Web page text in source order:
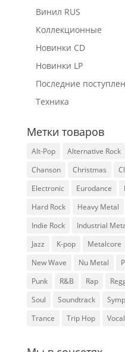
Винил RUS
Коллекционные
Новинки CD
Новинки LP
Последние
Техника
Метки товаров
Alt-Pop Alternative Rock
Chanson
Christmas
Electronic
Eurodance
Hard Rock
Heavy Metal
Indie Rock
Industrial
Jazz
K-pop Metalcore
New Wave
Nu Metal
Punk
R&B Rap
Soul
Soundtrack
Trance
Trip Hop Vocal